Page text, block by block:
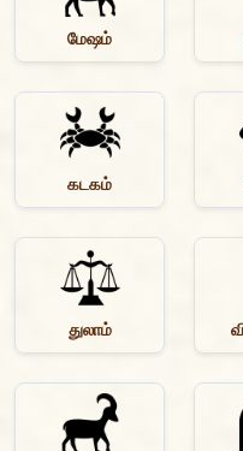
மேஷம்
கடகம்
துலாம்